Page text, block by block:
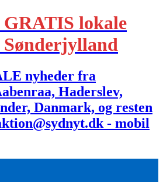
lokale
nyheder fra
Haderslev,
Danmark, og resten
- mobil